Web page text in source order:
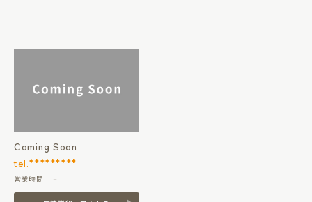
Coming Soon
tel.*********
営業時間 －